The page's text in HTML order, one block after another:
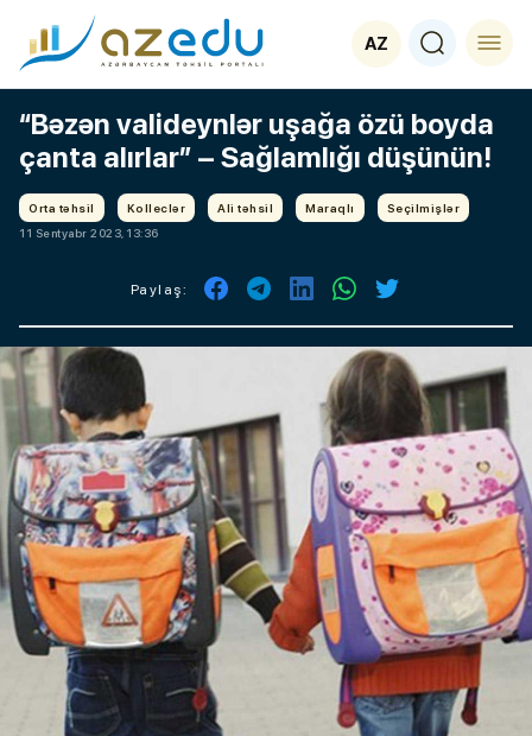
AZ
“Bəzən valideynlər uşağa özü boyda
çanta alırlar” – Sağlamlığı düşünün!
Orta təhsil Kolleclər Ali təhsil Maraqlı
Seçilmişlər
11 Sentyabr 2023, 13:36
Paylaş: